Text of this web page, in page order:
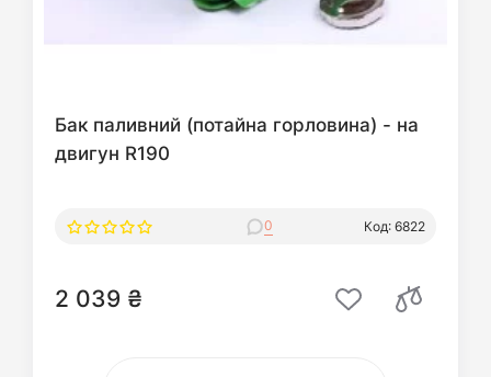
Бак паливний (потайна горловина) - на
двигун R190
0 Код: 6822
2 039 ₴